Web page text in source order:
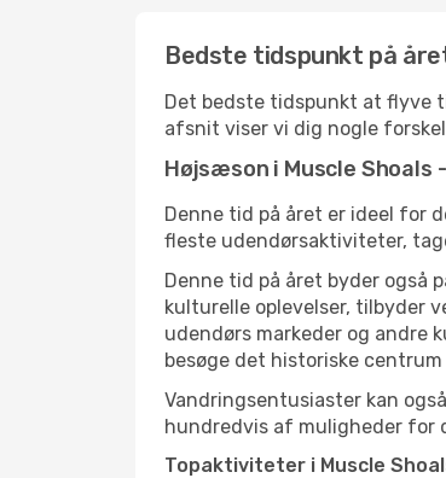
Bedste tidspunkt på
Det bedste tidspunkt at flyve
afsnit viser vi dig nogle
Højsæson i Muscle Shoals
Denne tid på året er ideel for
fleste udendørsaktiviteter,
Denne tid på året byder også
kulturelle oplevelser, tilbyder
udendørs markeder og andre
besøge det historiske
Vandringsentusiaster kan
hundredvis af muligheder for
Topaktiviteter i Muscle